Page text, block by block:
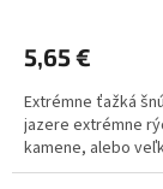
5,65 €
Extrémne ťažká
jazere extrémne
kamene, alebo